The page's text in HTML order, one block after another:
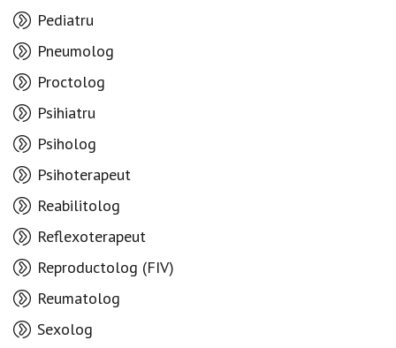
Pediatru
Pneumolog
Proctolog
Psihiatru
Psiholog
Psihoterapeut
Reabilitolog
Reflexoterapeut
Reproductolog (FIV)
Reumatolog
Sexolog